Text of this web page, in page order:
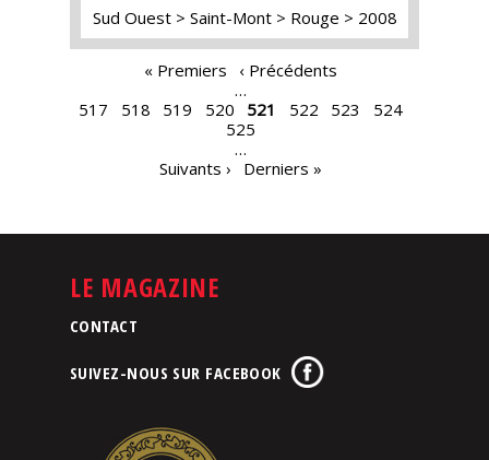
Sud Ouest Saint-Mont Rouge 2008
« Premiers
‹ Précédents
…
517
518 519 520 521 522 523
524
525
…
Suivants ›
Derniers »
LE MAGAZINE
CONTACT
SUIVEZ-NOUS SUR FACEBOOK